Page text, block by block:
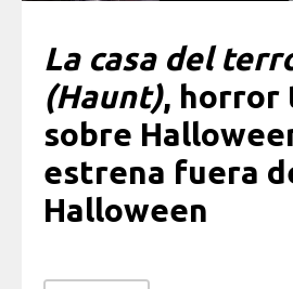
La casa del
(Haunt), horror
sobre
estrena fuera
Halloween